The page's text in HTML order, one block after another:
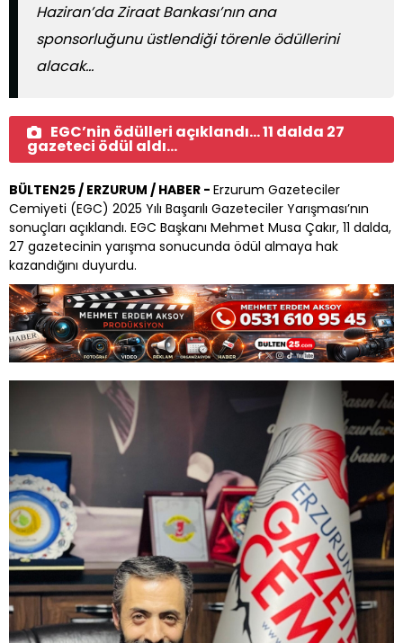
Haziran’da Ziraat Bankası’nın ana
sponsorluğunu üstlendiği törenle ödüllerini
alacak…
EGC’nin ödülleri açıklandı… 11 dalda 27
gazeteci ödül aldı…
BÜLTEN25 / ERZURUM / HABER - Erzurum Gazeteciler
Cemiyeti (EGC) 2025 Yılı Başarılı Gazeteciler Yarışması’nın
sonuçları açıklandı. EGC Başkanı Mehmet Musa Çakır, 11 dalda,
27 gazetecinin yarışma sonucunda ödül almaya hak
kazandığını duyurdu.